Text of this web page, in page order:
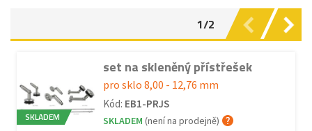
1/2
SKLADEM
set na skleněný přístřešek
pro sklo 8,00 - 12,76 mm
Kód: EB1-PRJS
SKLADEM (není na prodejně)